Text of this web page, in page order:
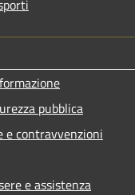
pubblica
e contravvenzioni
e assistenza